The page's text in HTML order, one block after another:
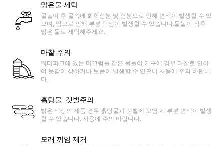
맑은물 세탁
물놀이 후 물속에 화학성분 및 염분으로 인해 변색이 발생할 수 있
으며, 땀으로 인해 부분 탁생이 발생할 수 있습니다.물놀이 직후
맑은 물로 세탁해주세요.
마찰 주의
워터파크에 있는 미끄럼틀 같은 물놀이 기구에 경우 마찰로 인하
여 옷감이 상하거나 보풀이 발생할 수 있으니 사용에 주의 바랍니
다.
흙탕물, 갯벌주의
밝은 색상의 제품 경우 흙탕물과 갯벌에 오염 시 부분 변색이 발생
할 수 있습니다. 사용에 주의 바랍니다.
모래 끼임 제거